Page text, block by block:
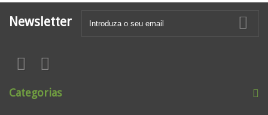
Newsletter
Categorias